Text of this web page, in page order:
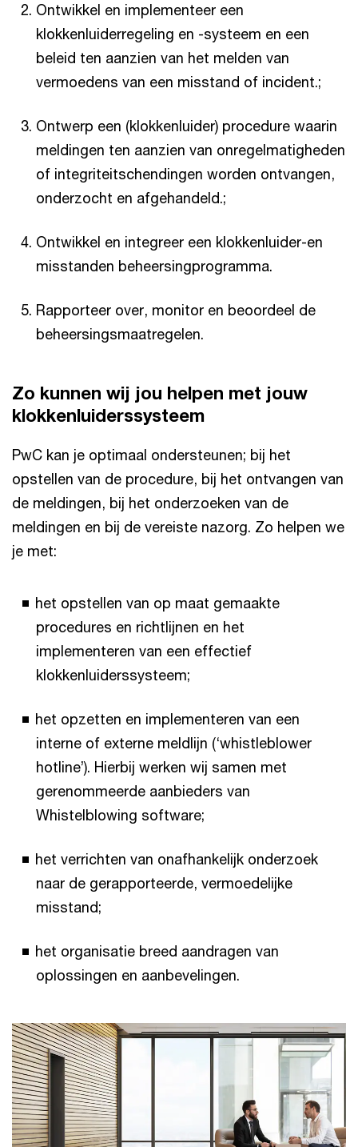
Ontwikkel en implementeer een
klokkenluiderregeling en -systeem en een
beleid ten aanzien van het melden van
vermoedens van een misstand of incident.;
Ontwerp een (klokkenluider) procedure waarin
meldingen ten aanzien van onregelmatigheden
of integriteitschendingen worden ontvangen,
onderzocht en afgehandeld.;
Ontwikkel en integreer een klokkenluider-en
misstanden beheersingprogramma.
Rapporteer over, monitor en beoordeel de
beheersingsmaatregelen.
Zo kunnen wij jou helpen met jouw
klokkenluiderssysteem
PwC kan je optimaal ondersteunen; bij het
opstellen van de procedure, bij het ontvangen van
de meldingen, bij het onderzoeken van de
meldingen en bij de vereiste nazorg. Zo helpen we
je met:
het opstellen van op maat gemaakte
procedures en richtlijnen en het
implementeren van een effectief
klokkenluiderssysteem;
het opzetten en implementeren van een
interne of externe meldlijn (‘whistleblower
hotline’). Hierbij werken wij samen met
gerenommeerde aanbieders van
Whistelblowing software;
het verrichten van onafhankelijk onderzoek
naar de gerapporteerde, vermoedelijke
misstand;
het organisatie breed aandragen van
oplossingen en aanbevelingen.